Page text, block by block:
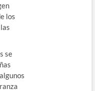
los
se